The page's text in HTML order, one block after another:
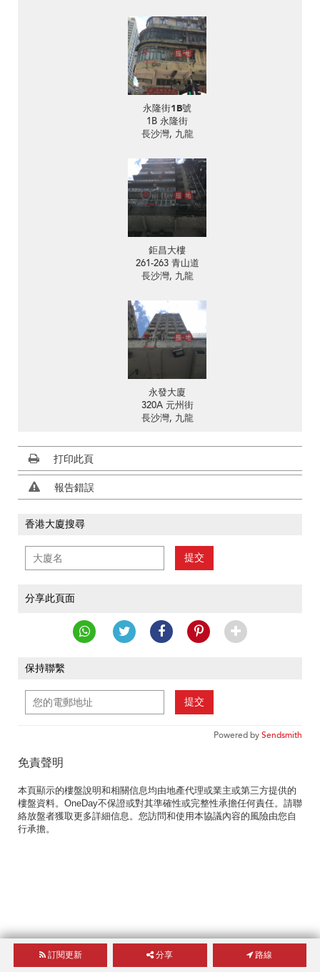
永隆街1B號
1B 永隆街
長沙灣, 九龍
鉅昌大樓
261-263 青山道
長沙灣, 九龍
永發大廈
320A 元州街
長沙灣, 九龍
打印此頁
報告錯誤
香港大廈搜尋
提交
分享此頁面
保持聯繫
提交
Powered bySendsmith
免責聲明
本頁顯示的樓盤說明和相關信息均由地產代理或業主或第三方提供的
樓盤資料。OneDay不保證或對其準確性或完整性承擔任何責任。請聯
絡放盤者獲取更多詳細信息。您訪問和使用本協議內容的風險由您自
行承擔。
訂閱更新 分享 路線